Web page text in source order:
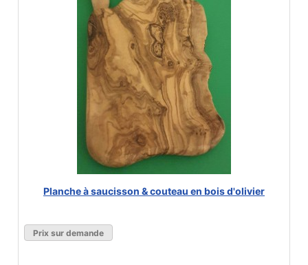
Planche à saucisson & couteau en bois d'olivier
Prix sur demande